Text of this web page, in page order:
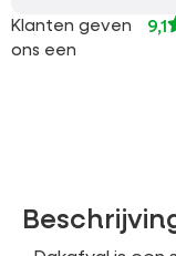
Klanten geven
ons een
9,1